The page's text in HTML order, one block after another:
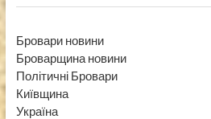
Бровари новини
Броварщина новини
Політичні Бровари
Київщина
Україна